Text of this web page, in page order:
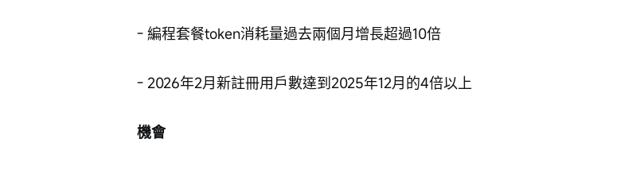
- 編程套餐token消耗量過去兩個月增長超過10倍
- 2026年2月新註冊用戶數達到2025年12月的4倍以上
機會